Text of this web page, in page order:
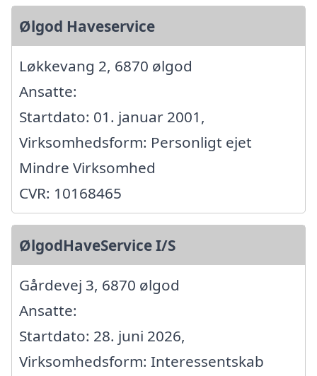
Ølgod Haveservice
Løkkevang 2, 6870 ølgod
Ansatte:
Startdato: 01. januar 2001,
Virksomhedsform: Personligt ejet
Mindre Virksomhed
CVR: 10168465
ØlgodHaveService I/S
Gårdevej 3, 6870 ølgod
Ansatte:
Startdato: 28. juni 2026,
Virksomhedsform: Interessentskab